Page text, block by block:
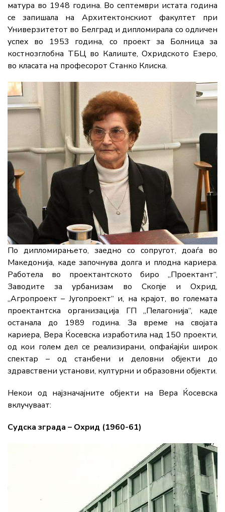
матура во 1948 година. Во септември истата година
се запишала на Архитектонскиот факултет при
Универзитетот во Белград и дипломирала со одличен
успех во 1953 година, со проект за Болница за
костнозглобна ТБЦ во Калиште, Охридското Езеро,
во класата на професорот Станко Клиска.
По дипломирањето, заедно со сопругот, доаѓа во
Македонија, каде започнува долга и плодна кариера.
Работела во проектантското биро „Проектант“,
Заводите за урбанизам во Скопје и Охрид,
„Агропроект – Југопроект“ и, на крајот, во големата
проектантска организација ГП „Пелагонија“, каде
останала до 1989 година. За време на својата
кариера, Вера Ќосевска изработила над 150 проекти,
од кои голем дел се реализирани, опфаќајќи широк
спектар – од станбени и деловни објекти до
здравствени установи, културни и образовни објекти.
Некои од најзначајните објекти на Вера Ќосевска
вклучуваат:
Судска зграда – Охрид (1960-61)